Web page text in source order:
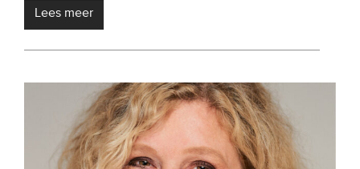
Lees meer